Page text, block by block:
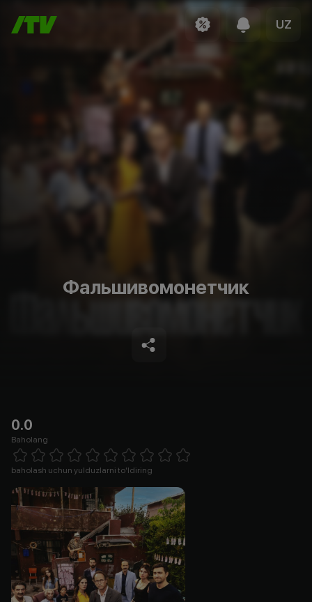
UZ
Фальшивомонетчик
0.0
Baholang
1 Star 2 Stars 3 Stars 4 Stars5 Stars 6 Stars7 Stars8 Stars
baholash uchun yulduzlarni to'ldiring